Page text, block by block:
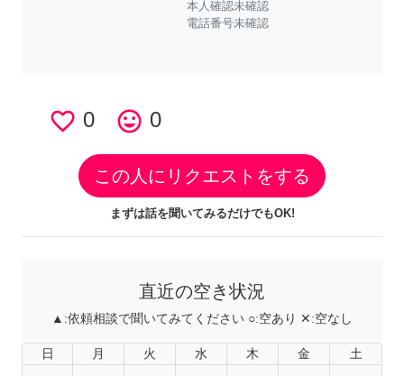
本人確認未確認
電話番号未確認
favorite_border 0 tag_faces 0
この人にリクエストをする
まずは話を聞いてみるだけでもOK!
直近の空き状況
▲:依頼相談で聞いてみてください ○:空あり ✕:空なし
日 月 火 水 木 金 土